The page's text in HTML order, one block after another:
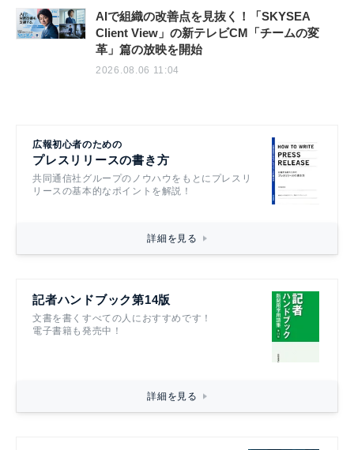
AIで組織の改善点を見抜く！「SKYSEA
Client View」の新テレビCM「チームの変
革」篇の放映を開始
2026.08.06 11:04
広報初心者のための
プレスリリースの書き方
共同通信社グループのノウハウをもとにプレスリ
リースの基本的なポイントを解説！
詳細を見る
記者ハンドブック第14版
文書を書くすべての人におすすめです！
電子書籍も発売中！
詳細を見る